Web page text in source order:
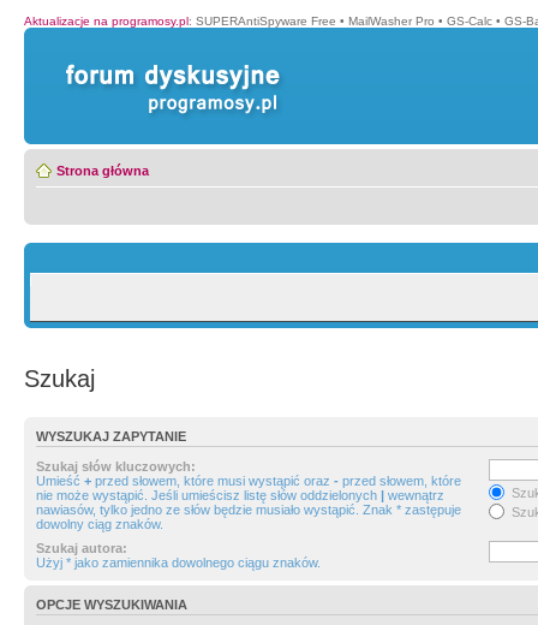
Aktualizacje na programosy.pl: SUPERAntiSpyware Free • MailWasher Pro • GS-Calc • GS-
Strona główna
Szukaj
WYSZUKAJ ZAPYTANIE
Szukaj słów kluczowych:
Umieść + przed słowem, które musi wystąpić oraz - przed słowem, które
nie może wystąpić. Jeśli umieścisz listę słów oddzielonych | wewnątrz
nawiasów, tylko jedno ze słów będzie musiało wystąpić. Znak * zastępuje
dowolny ciąg znaków.
Szukaj autora:
Użyj * jako zamiennika dowolnego ciągu znaków.
OPCJE WYSZUKIWANIA